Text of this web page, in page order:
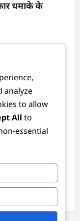
धमाके के
किया घायल ,वन
analyze
to allow
All to
essential